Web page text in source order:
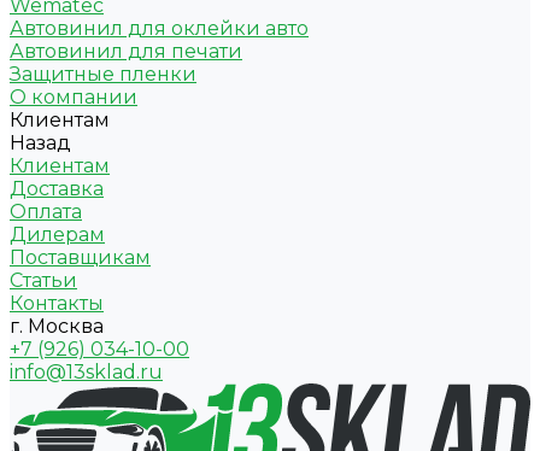
Wematec
Автовинил для оклейки авто
Автовинил для печати
Защитные пленки
О компании
Клиентам
Назад
Клиентам
Доставка
Оплата
Дилерам
Поставщикам
Статьи
Контакты
г. Москва
+7 (926) 034-10-00
info@13sklad.ru